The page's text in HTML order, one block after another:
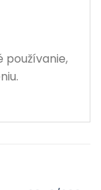
používanie,